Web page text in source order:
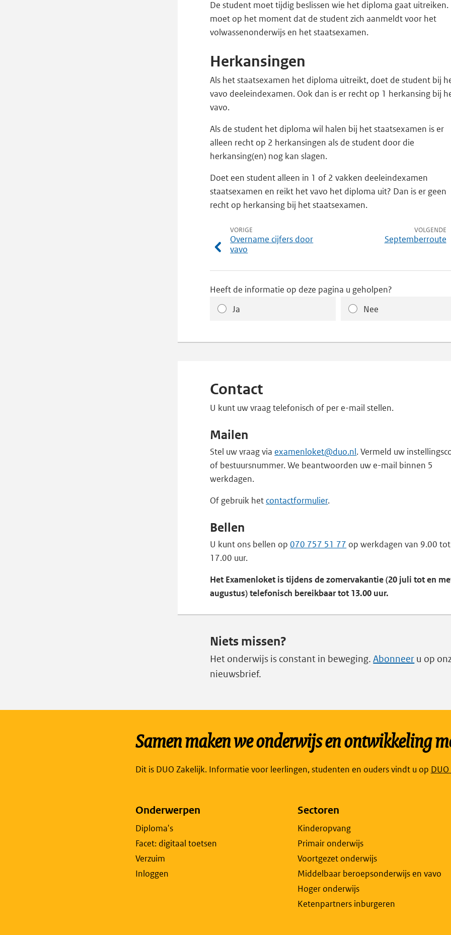
De student moet tijdig beslissen wie het diploma gaat uitreiken.
moet op het moment dat de student zich aanmeldt voor het
volwassenonderwijs en het staatsexamen.
Herkansingen
Als het staatsexamen het diploma uitreikt, doet de student bij
vavo deeleindexamen. Ook dan is er recht op 1 herkansing bij
vavo.
Als de student het diploma wil halen bij het staatsexamen is er
alleen recht op 2 herkansingen als de student door die
herkansing(en) nog kan slagen.
Doet een student alleen in 1 of 2 vakken deeleindexamen
staatsexamen en reikt het vavo het diploma uit? Dan is er geen
recht op herkansing bij het staatsexamen.
VORIGE
Overname cijfers door
vavo
VOLGENDE
Septemberroute
Heeft de informatie op deze pagina u geholpen?
Ja
Nee
Contact
U kunt uw vraag telefonisch of per e-mail stellen.
Mailen
Stel uw vraag via examenloket@duo.nl. Vermeld uw
of bestuursnummer. We beantwoorden uw e-mail binnen 5
werkdagen.
Of gebruik het contactformulier.
Bellen
U kunt ons bellen op070 757 51 77 op werkdagen van 9.00 tot
17.00 uur.
Het Examenloket is tijdens de zomervakantie (20 juli tot en
augustus) telefonisch bereikbaar tot 13.00 uur.
Niets missen?
Het onderwijs is constant in beweging.Abonneer u op
nieuwsbrief.
Samen maken we onderwijs en ontwikkeling
Dit is DUO Zakelijk. Informatie voor leerlingen, studenten en ouders vindt u op Link
Onderwerpen
Diploma's
Facet: digitaal toetsen
Verzuim
Inloggen
Sectoren
Kinderopvang
Primair onderwijs
Voortgezet onderwijs
Middelbaar beroepsonderwijs en vavo
Hoger onderwijs
Ketenpartners inburgeren